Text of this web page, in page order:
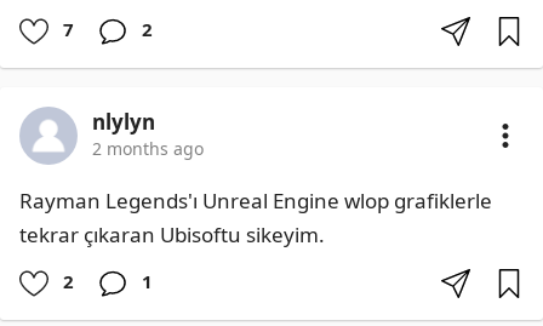
7 2
nlylyn
2 months ago
Rayman Legends'ı Unreal Engine wlop grafiklerle
tekrar çıkaran Ubisoftu sikeyim.
2 1